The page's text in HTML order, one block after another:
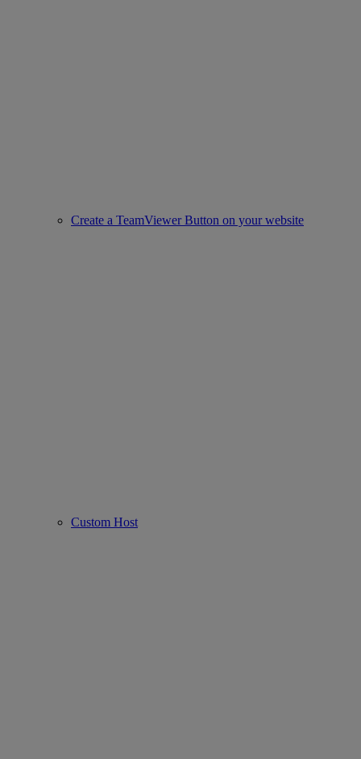
Create a TeamViewer Button on your website
Custom Host